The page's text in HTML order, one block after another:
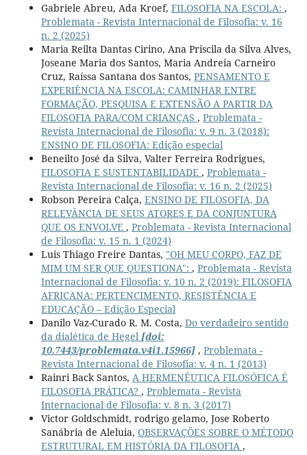
Gabriele Abreu, Ada Kroef, FILOSOFIA NA ESCOLA: ,
Problemata - Revista Internacional de Filosofia: v. 16
n. 2 (2025)
Maria Reilta Dantas Cirino, Ana Priscila da Silva Alves,
Joseane Maria dos Santos, Maria Andreia Carneiro
Cruz, Raíssa Santana dos Santos, PENSAMENTO E
EXPERIÊNCIA NA ESCOLA: CAMINHAR ENTRE
FORMAÇÃO, PESQUISA E EXTENSÃO A PARTIR DA
FILOSOFIA PARA/COM CRIANÇAS , Problemata -
Revista Internacional de Filosofia: v. 9 n. 3 (2018):
ENSINO DE FILOSOFIA: Edição especial
Beneilto José da Silva, Valter Ferreira Rodrigues,
FILOSOFIA E SUSTENTABILIDADE , Problemata -
Revista Internacional de Filosofia: v. 16 n. 2 (2025)
Robson Pereira Calça, ENSINO DE FILOSOFIA, DA
RELEVÂNCIA DE SEUS ATORES E DA CONJUNTURA
QUE OS ENVOLVE , Problemata - Revista Internacional
de Filosofia: v. 15 n. 1 (2024)
Luis Thiago Freire Dantas, "OH MEU CORPO, FAZ DE
MIM UM SER QUE QUESTIONA": , Problemata - Revista
Internacional de Filosofia: v. 10 n. 2 (2019): FILOSOFIA
AFRICANA: PERTENCIMENTO, RESISTÊNCIA E
EDUCAÇÃO – Edição Especial
Danilo Vaz-Curado R. M. Costa, Do verdadeiro sentido
da dialética de Hegel [doi:
10.7443/problemata.v4i1.15966], Problemata -
Revista Internacional de Filosofia: v. 4 n. 1 (2013)
Rainri Back Santos, A HERMENÊUTICA FILOSÓFICA É
FILOSOFIA PRÁTICA? , Problemata - Revista
Internacional de Filosofia: v. 8 n. 3 (2017)
Victor Goldschmidt, rodrigo gelamo, Jose Roberto
Sanábria de Aleluia, OBSERVAÇÕES SOBRE O MÉTODO
ESTRUTURAL EM HISTÓRIA DA FILOSOFIA ,